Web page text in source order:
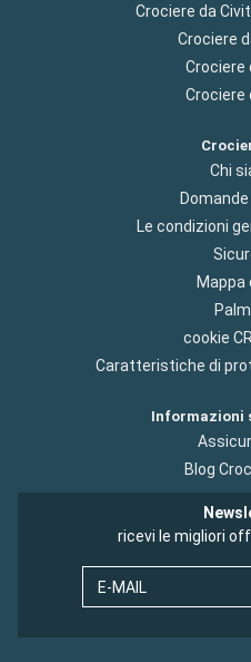
Crociere da
Crociere
Crociere
Crociere
Chi
Le condizioni
Mappa
cookie
Caratteristiche di
Informazioni
Blog
ricevi le migliori
E-MAIL